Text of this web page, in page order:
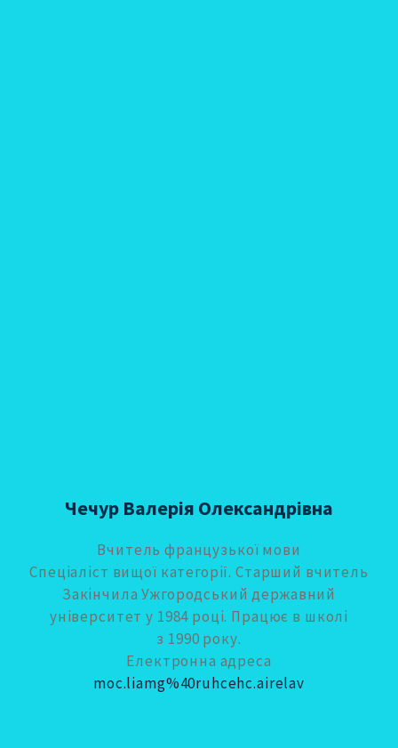
Чечур Валерія Олександрівна
Вчитель французької мови
Спеціаліст вищої категорії. Старший вчитель
Закінчила Ужгородський державний
університет у 1984 році. Працює в школі
з 1990 року.
Електронна адреса
moc.liamg%40ruhcehc.airelav